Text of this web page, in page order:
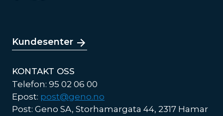
Kundesenter
KONTAKT OSS
Telefon: 95 02 06 00
Epost: post@geno.no
Post: Geno SA, Storhamargata 44, 2317 Hamar